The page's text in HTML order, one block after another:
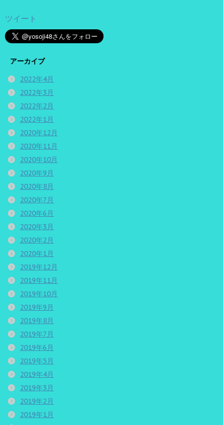
ツイート
アーカイブ
2022年4月
2022年3月
2022年2月
2022年1月
2020年12月
2020年11月
2020年10月
2020年9月
2020年8月
2020年7月
2020年6月
2020年3月
2020年2月
2020年1月
2019年12月
2019年11月
2019年10月
2019年9月
2019年8月
2019年7月
2019年6月
2019年5月
2019年4月
2019年3月
2019年2月
2019年1月